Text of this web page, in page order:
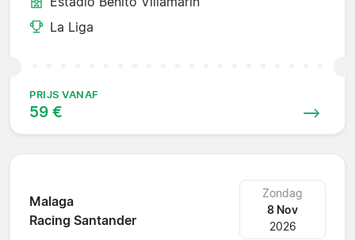
La Liga
PRIJS VANAF
59 €
Malaga
Racing Santander
Zondag
8 Nov
2026